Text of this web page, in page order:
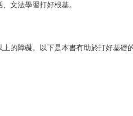
文法學習打好根基。
的障礙。以下是本書有助於打好基礎